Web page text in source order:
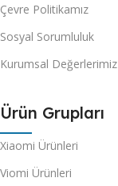
Çevre Politikamız
Sosyal Sorumluluk
Kurumsal Değerlerimiz
Ürün Grupları
Xiaomi Ürünleri
Viomi Ürünleri